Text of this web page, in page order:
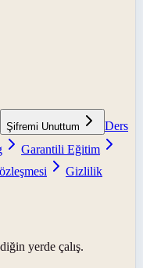
Şifremi Unuttum
Ders
Garantili Eğitim
Gizlilik
yerde çalış.